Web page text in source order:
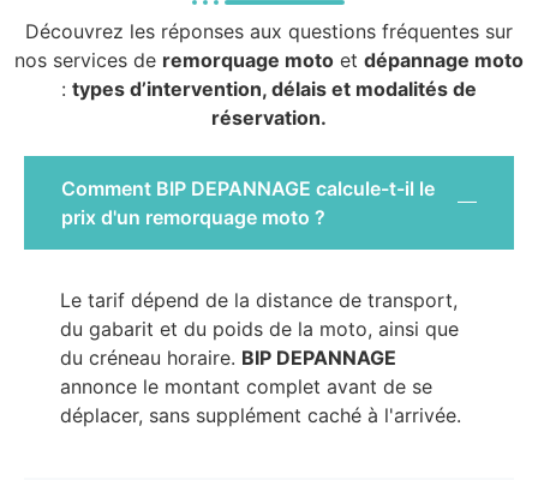
Découvrez les réponses aux questions fréquentes sur
nos services de remorquage moto et dépannage moto
: types d’intervention, délais et modalités de
réservation.
Comment BIP DEPANNAGE calcule-t-il le
prix d'un remorquage moto ?
Le tarif dépend de la distance de transport,
du gabarit et du poids de la moto, ainsi que
du créneau horaire. BIP DEPANNAGE
annonce le montant complet avant de se
déplacer, sans supplément caché à l'arrivée.